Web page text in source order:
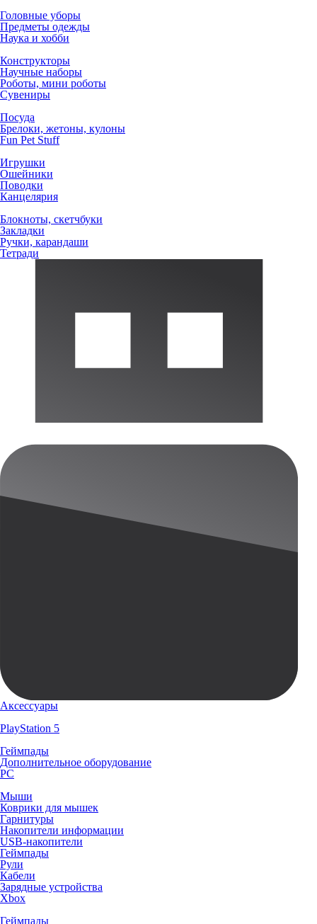
Головные уборы
Предметы одежды
Наука и хобби
Конструкторы
Научные наборы
Роботы, мини роботы
Сувениры
Посуда
Брелоки, жетоны, кулоны
Fun Pet Stuff
Игрушки
Ошейники
Поводки
Канцелярия
Блокноты, скетчбуки
Закладки
Ручки, карандаши
Тетради
Аксессуары
PlayStation 5
Геймпады
Дополнительное оборудование
PC
Мыши
Коврики для мышек
Гарнитуры
Накопители информации
USB-накопители
Геймпады
Рули
Кабели
Зарядные устройства
Xbox
Геймпады